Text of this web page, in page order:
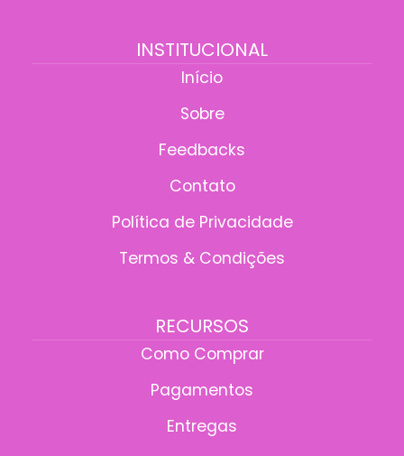
INSTITUCIONAL
Início
Sobre
Feedbacks
Contato
Política de Privacidade
Termos & Condições
RECURSOS
Como Comprar
Pagamentos
Entregas